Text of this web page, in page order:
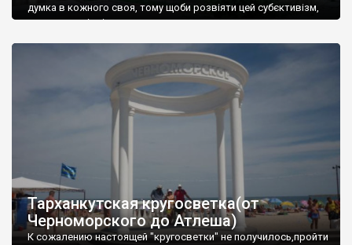
думка в кожного своя, тому щоби розвіяти цей субєктивізм,
запрошую відвідати це
Тарханкутская кругосветка(от
Черноморского до Атлеша)
К сожалению настоящей "кругосветки" не получилось,пройти